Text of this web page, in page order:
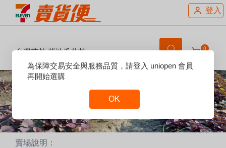
登入
台灣芯茶 紫地瓜葉茶 0
賣場說明：
Reset
Focus
為保障交易安全與服務品質，請登入 uniopen 會員
再開始選購
OK
Focus